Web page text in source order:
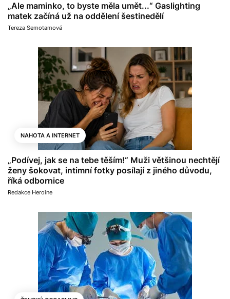
„Ale maminko, to byste měla umět...“ Gaslighting
matek začíná už na oddělení šestinedělí
Tereza Semotamová
NAHOTA A INTERNET
„Podívej, jak se na tebe těším!“ Muži většinou nechtějí
ženy šokovat, intimní fotky posílají z jiného důvodu,
říká odbornice
Redakce Heroine